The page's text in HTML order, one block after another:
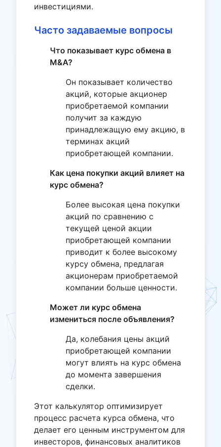
инвестициями.
Часто задаваемые вопросы
Что показывает курс обмена в
M&A?
Он показывает количество
акций, которые акционер
приобретаемой компании
получит за каждую
принадлежащую ему акцию, в
терминах акций
приобретающей компании.
Как цена покупки акций влияет на
курс обмена?
Более высокая цена покупки
акций по сравнению с
текущей ценой акции
приобретающей компании
приводит к более высокому
курсу обмена, предлагая
акционерам приобретаемой
компании больше ценности.
Может ли курс обмена
измениться после объявления?
Да, колебания цены акций
приобретающей компании
могут влиять на курс обмена
до момента завершения
сделки.
Этот калькулятор оптимизирует
процесс расчета курса обмена, что
делает его ценным инструментом для
инвесторов, финансовых аналитиков